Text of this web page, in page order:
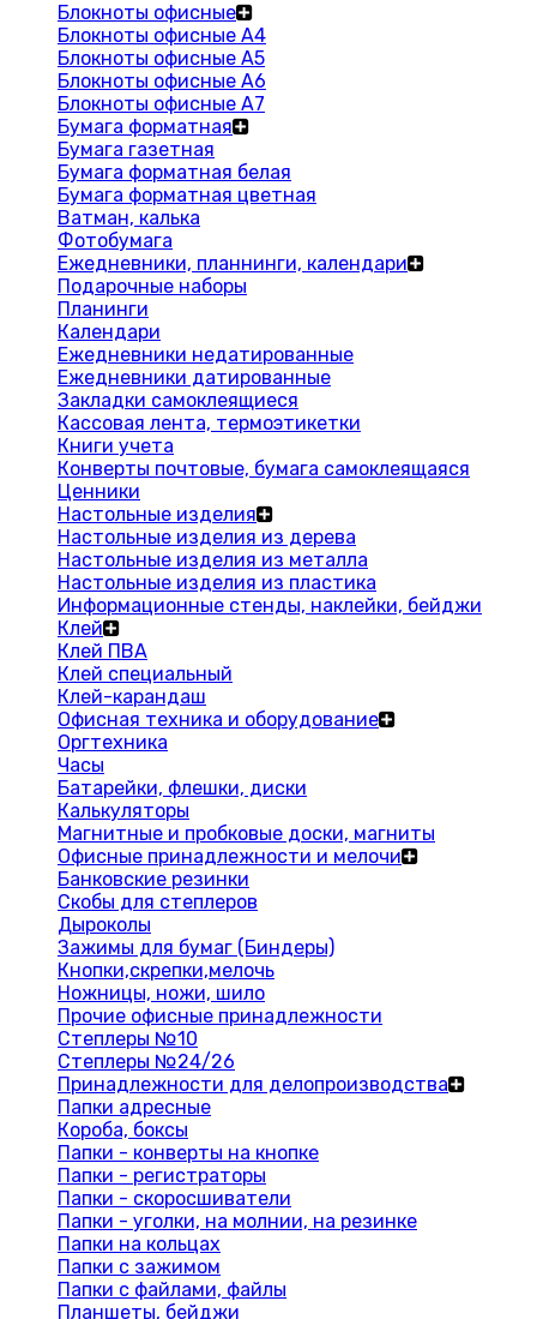
Блокноты офисные
Блокноты офисные A4
Блокноты офисные A5
Блокноты офисные A6
Блокноты офисные A7
Бумага форматная
Бумага газетная
Бумага форматная белая
Бумага форматная цветная
Ватман, калька
Фотобумага
Ежедневники, планнинги, календари
Подарочные наборы
Планинги
Календари
Ежедневники недатированные
Ежедневники датированные
Закладки самоклеящиеся
Кассовая лента, термоэтикетки
Книги учета
Конверты почтовые, бумага самоклеящаяся
Ценники
Настольные изделия
Настольные изделия из дерева
Настольные изделия из металла
Настольные изделия из пластика
Информационные стенды, наклейки, бейджи
Клей
Клей ПВА
Клей специальный
Клей-карандаш
Офисная техника и оборудование
Оргтехника
Часы
Батарейки, флешки, диски
Калькуляторы
Магнитные и пробковые доски, магниты
Офисные принадлежности и мелочи
Банковские резинки
Скобы для степлеров
Дыроколы
Зажимы для бумаг (Биндеры)
Кнопки,скрепки,мелочь
Ножницы, ножи, шило
Прочие офисные принадлежности
Степлеры №10
Степлеры №24/26
Принадлежности для делопроизводства
Папки адресные
Короба, боксы
Папки - конверты на кнопке
Папки - регистраторы
Папки - скоросшиватели
Папки - уголки, на молнии, на резинке
Папки на кольцах
Папки с зажимом
Папки с файлами, файлы
Планшеты, бейджи